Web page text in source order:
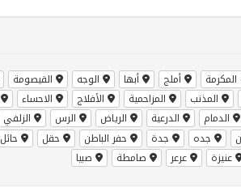
أملج أبها الوجه القيصومة
المذنب المزاحمية الأفلاج الاحساء
الدمام الدرعية الرياض الرس الزلفي
جده جدة حفر الباطن حقل حائل
عنيزة عرعر صامطة صبيا